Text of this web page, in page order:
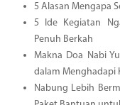
5 Alasan Mengapa
5 Ide Kegiatan
Penuh Berkah
Makna Doa Nabi
dalam Menghadapi
Nabung Lebih